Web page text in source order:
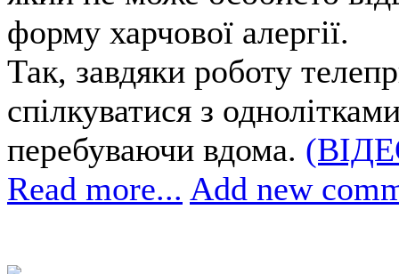
форму харчової алергії.
Так, завдяки роботу
спілкуватися з
перебуваючи вдома.
Read more... Add new